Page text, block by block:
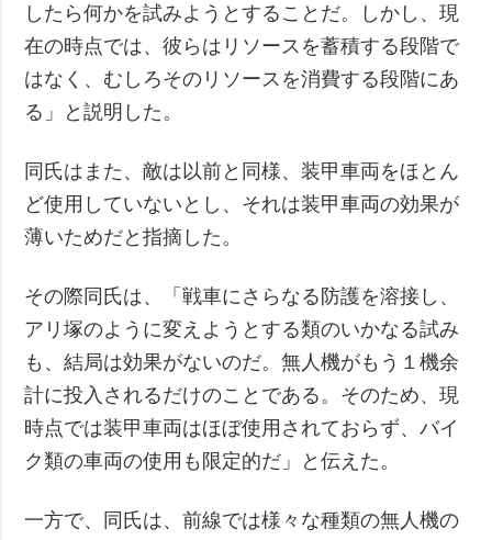
したら何かを試みようとすることだ。しかし、現
在の時点では、彼らはリソースを蓄積する段階で
はなく、むしろそのリソースを消費する段階にあ
る」と説明した。
同氏はまた、敵は以前と同様、装甲車両をほとん
ど使用していないとし、それは装甲車両の効果が
薄いためだと指摘した。
その際同氏は、「戦車にさらなる防護を溶接し、
アリ塚のように変えようとする類のいかなる試み
も、結局は効果がないのだ。無人機がもう１機余
計に投入されるだけのことである。そのため、現
時点では装甲車両はほぼ使用されておらず、バイ
ク類の車両の使用も限定的だ」と伝えた。
一方で、同氏は、前線では様々な種類の無人機の